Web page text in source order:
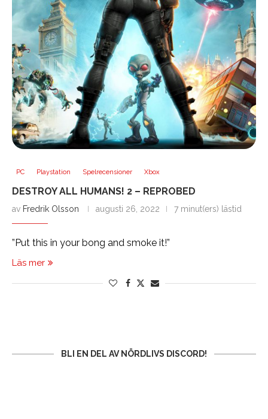
PC Playstation Spelrecensioner Xbox
DESTROY ALL HUMANS! 2 – REPROBED
av Fredrik Olsson augusti 26, 2022 7 minut(ers) lästid
”Put this in your bong and smoke it!”
Läs mer
BLI EN DEL AV NÖRDLIVS DISCORD!